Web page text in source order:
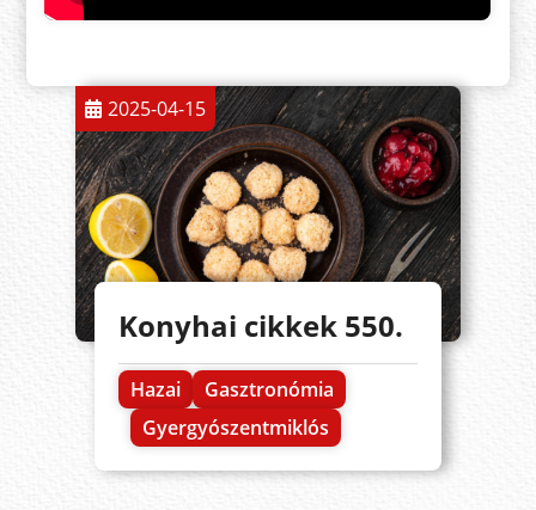
2025-04-15
Konyhai cikkek 550.
Hazai
Gasztronómia
Gyergyószentmiklós